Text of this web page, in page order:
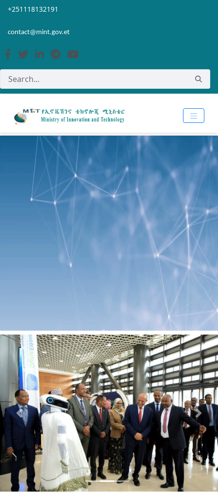
Skip to Main Content
Open Accessibility Menu
+251118132191
contact@mint.gov.et
Previous Next